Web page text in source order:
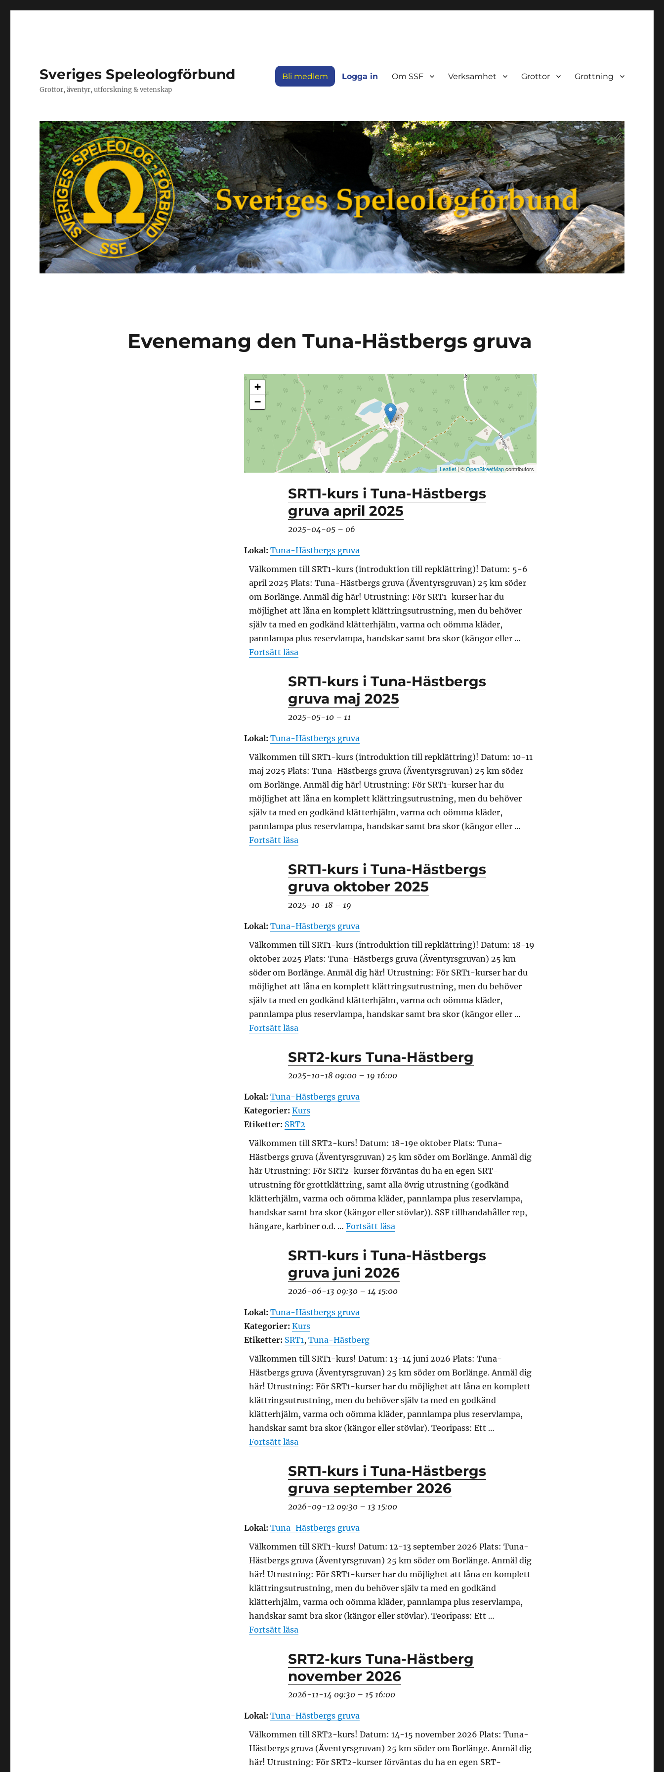
Sveriges Speleologförbund
Grottor, äventyr, utforskning & vetenskap
Bli medlem Logga in Om SSF Verksamhet Grottor Grottning
Evenemang den Tuna-Hästbergs gruva
+
−
Leaflet| ©OpenStreetMapcontributors
SRT1-kurs i Tuna-Hästbergs
gruva april 2025
2025-04-05 –06
Lokal: Tuna-Hästbergs gruva
Välkommen till SRT1-kurs (introduktion till repklättring)! Datum: 5-6
april 2025 Plats: Tuna-Hästbergs gruva (Äventyrsgruvan) 25 km söder
om Borlänge. Anmäl dig här! Utrustning: För SRT1-kurser har du
möjlighet att låna en komplett klättringsutrustning, men du behöver
själv ta med en godkänd klätterhjälm, varma och oömma kläder,
pannlampa plus reservlampa, handskar samt bra skor (kängor eller …
Fortsätt läsa
SRT1-kurs i Tuna-Hästbergs
gruva maj 2025
2025-05-10 –11
Lokal: Tuna-Hästbergs gruva
Välkommen till SRT1-kurs (introduktion till repklättring)! Datum: 10-11
maj 2025 Plats: Tuna-Hästbergs gruva (Äventyrsgruvan) 25 km söder
om Borlänge. Anmäl dig här! Utrustning: För SRT1-kurser har du
möjlighet att låna en komplett klättringsutrustning, men du behöver
själv ta med en godkänd klätterhjälm, varma och oömma kläder,
pannlampa plus reservlampa, handskar samt bra skor (kängor eller …
Fortsätt läsa
SRT1-kurs i Tuna-Hästbergs
gruva oktober 2025
2025-10-18 –19
Lokal: Tuna-Hästbergs gruva
Välkommen till SRT1-kurs (introduktion till repklättring)! Datum: 18-19
oktober 2025 Plats: Tuna-Hästbergs gruva (Äventyrsgruvan) 25 km
söder om Borlänge. Anmäl dig här! Utrustning: För SRT1-kurser har du
möjlighet att låna en komplett klättringsutrustning, men du behöver
själv ta med en godkänd klätterhjälm, varma och oömma kläder,
pannlampa plus reservlampa, handskar samt bra skor (kängor eller …
Fortsätt läsa
SRT2-kurs Tuna-Hästberg
2025-10-18 09:00 –19 16:00
Lokal: Tuna-Hästbergs gruva
Kategorier: Kurs
Etiketter: SRT2
Välkommen till SRT2-kurs! Datum: 18-19e oktober Plats: Tuna-
Hästbergs gruva (Äventyrsgruvan) 25 km söder om Borlänge. Anmäl dig
här Utrustning: För SRT2-kurser förväntas du ha en egen SRT-
utrustning för grottklättring, samt alla övrig utrustning (godkänd
klätterhjälm, varma och oömma kläder, pannlampa plus reservlampa,
handskar samt bra skor (kängor eller stövlar)). SSF tillhandahåller rep,
hängare, karbiner o.d. …Fortsätt läsa
SRT1-kurs i Tuna-Hästbergs
gruva juni 2026
2026-06-13 09:30 –14 15:00
Lokal: Tuna-Hästbergs gruva
Kategorier: Kurs
Etiketter: SRT1,Tuna-Hästberg
Välkommen till SRT1-kurs! Datum: 13-14 juni 2026 Plats: Tuna-
Hästbergs gruva (Äventyrsgruvan) 25 km söder om Borlänge. Anmäl dig
här! Utrustning: För SRT1-kurser har du möjlighet att låna en komplett
klättringsutrustning, men du behöver själv ta med en godkänd
klätterhjälm, varma och oömma kläder, pannlampa plus reservlampa,
handskar samt bra skor (kängor eller stövlar). Teoripass: Ett …
Fortsätt läsa
SRT1-kurs i Tuna-Hästbergs
gruva september 2026
2026-09-12 09:30 –13 15:00
Lokal: Tuna-Hästbergs gruva
Välkommen till SRT1-kurs! Datum: 12-13 september 2026 Plats: Tuna-
Hästbergs gruva (Äventyrsgruvan) 25 km söder om Borlänge. Anmäl dig
här! Utrustning: För SRT1-kurser har du möjlighet att låna en komplett
klättringsutrustning, men du behöver själv ta med en godkänd
klätterhjälm, varma och oömma kläder, pannlampa plus reservlampa,
handskar samt bra skor (kängor eller stövlar). Teoripass: Ett …
Fortsätt läsa
SRT2-kurs Tuna-Hästberg
november 2026
2026-11-14 09:30 –15 16:00
Lokal: Tuna-Hästbergs gruva
Välkommen till SRT2-kurs! Datum: 14-15 november 2026 Plats: Tuna-
Hästbergs gruva (Äventyrsgruvan) 25 km söder om Borlänge. Anmäl dig
här! Utrustning: För SRT2-kurser förväntas du ha en egen SRT-